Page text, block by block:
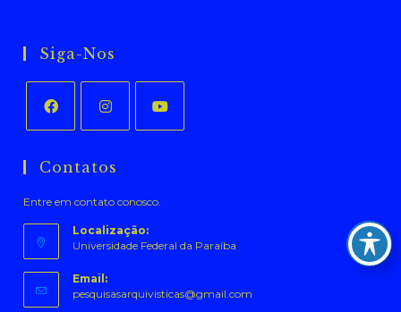
Siga-Nos
em
nova
aba
em
nova
aba
nova
aba
Contatos
Entre em contato conosco.
Localização:
Universidade Federal da Paraíba
Email:
pesquisasarquivisticas@gmail.com